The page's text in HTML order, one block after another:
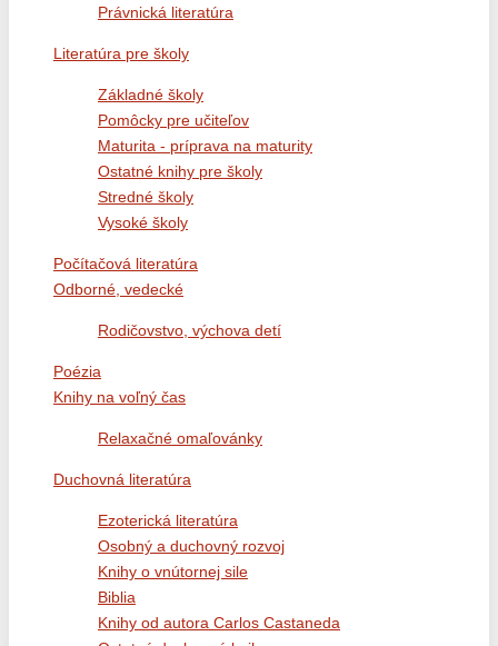
Právnická literatúra
Literatúra pre školy
Základné školy
Pomôcky pre učiteľov
Maturita - príprava na maturity
Ostatné knihy pre školy
Stredné školy
Vysoké školy
Počítačová literatúra
Odborné, vedecké
Rodičovstvo, výchova detí
Poézia
Knihy na voľný čas
Relaxačné omaľovánky
Duchovná literatúra
Ezoterická literatúra
Osobný a duchovný rozvoj
Knihy o vnútornej sile
Biblia
Knihy od autora Carlos Castaneda